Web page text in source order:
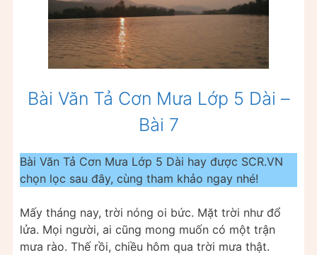
Bài Văn Tả Cơn Mưa Lớp 5 Dài –
Bài 7
Bài Văn Tả Cơn Mưa Lớp 5 Dài hay được SCR.VN
chọn lọc sau đây, cùng tham khảo ngay nhé!
Mấy tháng nay, trời nóng oi bức. Mặt trời như đổ
lửa. Mọi người, ai cũng mong muốn có một trận
mưa rào. Thế rồi, chiều hôm qua trời mưa thật.